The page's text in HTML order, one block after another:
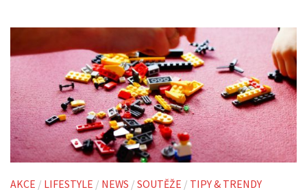
AKCE / LIFESTYLE / NEWS / SOUTĚŽE / TIPY & TRENDY